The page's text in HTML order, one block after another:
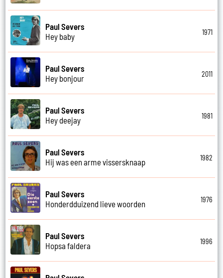
Paul Severs
Hey baby
1971
Paul Severs
Hey bonjour
2011
Paul Severs
Hey deejay
1981
Paul Severs
Hij was een arme vissersknaap
1982
Paul Severs
Honderdduizend lieve woorden
1976
Paul Severs
Hopsa faldera
1996